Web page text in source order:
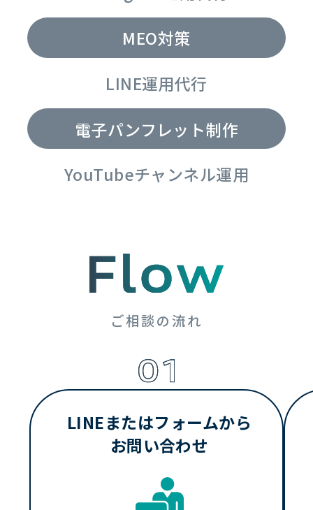
MEO対策
LINE運用代行
電子パンフレット制作
YouTubeチャンネル運用
ご相談の流れ
LINEまたはフォームから
お問い合わせ